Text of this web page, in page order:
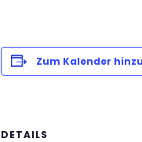
Zum Kalender
DETAILS